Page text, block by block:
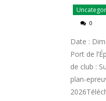
0
Date :
Port de
de club :
plan-